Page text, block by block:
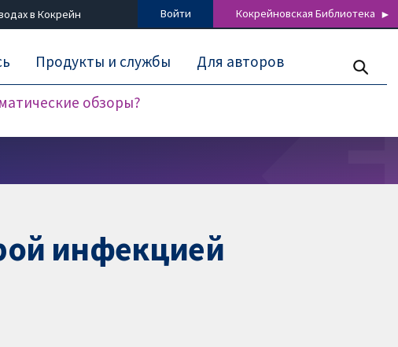
в Кокрейн Войти Кокрейновская Библиотека
обзоры?
Продукты и службы Для авторов
инфекцией